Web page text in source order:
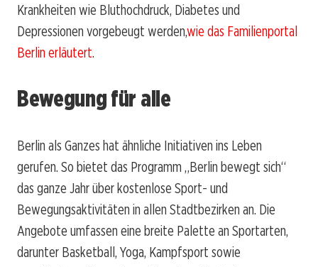
Krankheiten wie Bluthochdruck, Diabetes und
Depressionen vorgebeugt werden,wie das Familienportal
Berlin erläutert.
Bewegung für alle
Berlin als Ganzes hat ähnliche Initiativen ins Leben
gerufen. So bietet das Programm „Berlin bewegt sich“
das ganze Jahr über kostenlose Sport- und
Bewegungsaktivitäten in allen Stadtbezirken an. Die
Angebote umfassen eine breite Palette an Sportarten,
darunter Basketball, Yoga, Kampfsport sowie